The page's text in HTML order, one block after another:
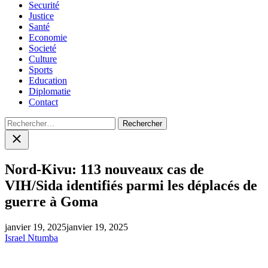
Securité
Justice
Santé
Economie
Societé
Culture
Sports
Education
Diplomatie
Contact
Rechercher :
Close
search
Nord-Kivu: 113 nouveaux cas de
VIH/Sida identifiés parmi les déplacés de
guerre à Goma
janvier 19, 2025janvier 19, 2025
Israel Ntumba